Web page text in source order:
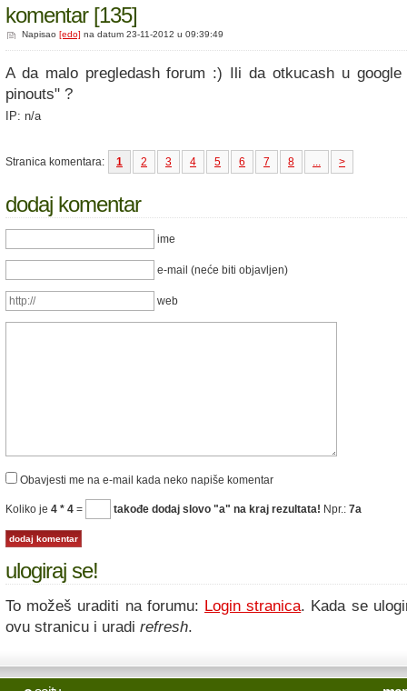
komentar [135]
Napisao [edo] na datum 23-11-2012 u 09:39:49
A da malo pregledash forum :) Ili da otkucash u google
pinouts" ?
IP: n/a
Stranica komentara: 1 2 3 4 5 6 7 8 >
dodaj komentar
ime
e-mail (neće biti objavljen)
web
Obavjesti me na e-mail kada neko napiše komentar
Koliko je 4 * 4 = takođe dodaj slovo "a" na kraj rezultata! Npr.: 7a
ulogiraj se!
To možeš uraditi na forumu: Login stranica. Kada se
ovu stranicu i uradi refresh.